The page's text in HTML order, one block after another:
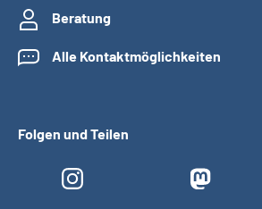
Beratung
Alle Kontaktmöglichkeiten
Folgen und Teilen